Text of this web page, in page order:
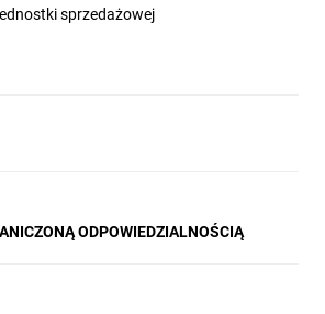
sprzedażowej
ODPOWIEDZIALNOŚCIĄ